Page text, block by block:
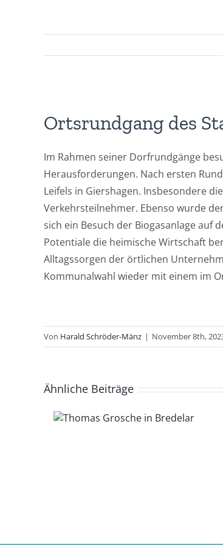
grösseres
Ortsrundgang des
Im Rahmen seiner Dorfrundgänge
Herausforderungen. Nach ersten
Leifels in Giershagen. Insbesondere
Verkehrsteilnehmer. Ebenso wurde
sich ein Besuch der Biogasanlage auf
Potentiale die heimische Wirtschaft
Alltagssorgen der örtlichen
Kommunalwahl wieder mit einem im
Von Harald Schröder-Mänz | November 8th,
Ähnliche Beiträge